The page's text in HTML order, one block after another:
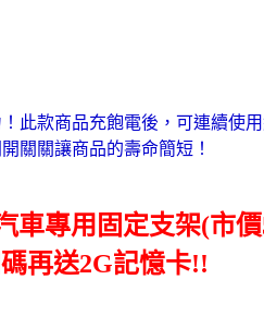
此款商品充飽電後，可連續使
關關讓商品的壽命簡短！
車專用固定支架(市
再送2G記憶卡!!